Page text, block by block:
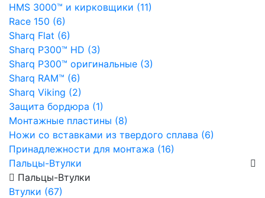
HMS 3000™ и кирковщики (11)
Race 150 (6)
Sharq Flat (6)
Sharq P300™ HD (3)
Sharq P300™ оригинальные (3)
Sharq RAM™ (6)
Sharq Viking (2)
Защита бордюра (1)
Монтажные пластины (8)
Ножи со вставками из твердого сплава (6)
Принадлежности для монтажа (16)
Пальцы-Втулки
Пальцы-Втулки
Втулки (67)